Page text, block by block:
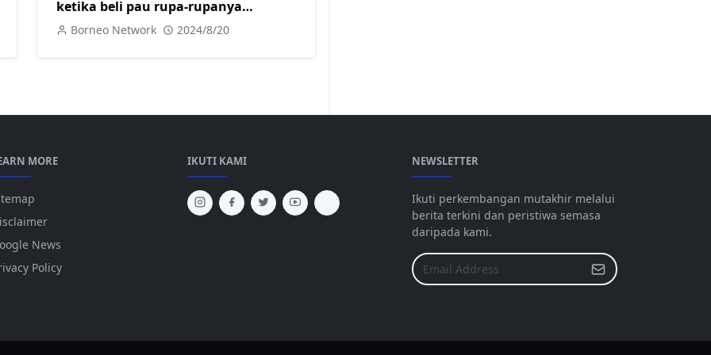
ketika beli pau rupa-rupanya
terperangkap dalam lif
Borneo Network 2024/8/20
MORE
News
Policy
IKUTI KAMI NEWSLETTER
Ikuti perkembangan mutakhir melalui
berita terkini dan peristiwa semasa
daripada kami.